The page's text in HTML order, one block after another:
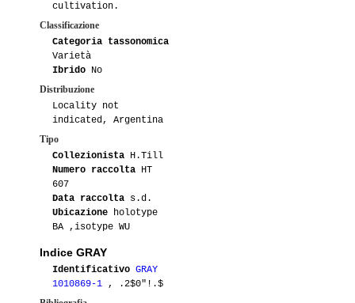
cultivation.
Classificazione
Categoria tassonomica
Varietà
Ibrido No
Distribuzione
Locality not
indicated, Argentina
Tipo
Collezionista H.Till
Numero raccolta HT
607
Data raccolta s.d.
Ubicazione holotype
BA ,isotype WU
Indice GRAY
Identificativo GRAY
1010869-1 , .2$0"!.$